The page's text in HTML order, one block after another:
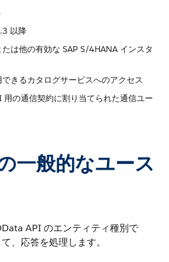
以降
は他の有効な SAP S/4HANA インスタ
きるカタログサービスへのアクセス
用の通信契約に割り当てられた通信ユー
一般的なユース
API のエンティティ種別で
、応答を処理します。